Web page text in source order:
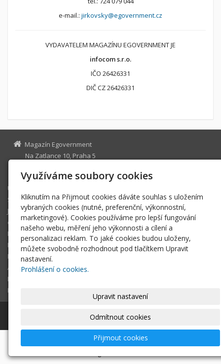
e-mail.: jirkovsky@egovernment.cz
VYDAVATELEM MAGAZÍNU EGOVERNMENT JE
infocom s.r.o.
IČO 26426331
DIČ CZ 26426331
Magazín Egovernment
Na Zatlance 10, Praha 5
egovernment@egovernment.cz
Úvodní stránka
STUDIO
JIHLAVA
eOSOBNOST
ROK INFORMATIKY
MIKULOV
EGOVERNMENT THE BEST
ARCHIV MAGAZÍNU
DOTAZ
REGISTRACE ČTENÁŘE
Magazín Egovernment|Mapa webu
s AI,
Využíváme soubory cookies
Kliknutím na Přijmout cookies dáváte souhlas s uložením
vybraných cookies (nutné, preferenční, výkonnostní,
marketingové). Cookies používáme pro lepší fungování
našeho webu, měření jeho výkonnosti a cílení a
personalizaci reklam. To jaké cookies budou uloženy,
můžete svobodně rozhodnout pod tlačítkem Upravit
nastavení.
Prohlášení o cookies.
Upravit nastavení
Odmítnout cookies
Přijmout cookies